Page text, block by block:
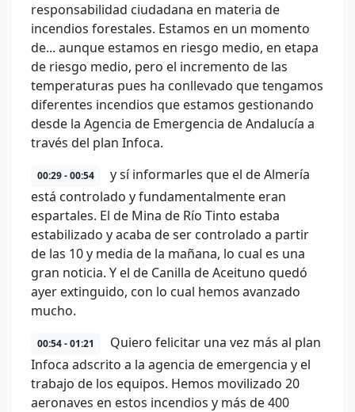
responsabilidad ciudadana en materia de
incendios forestales. Estamos en un momento
de... aunque estamos en riesgo medio, en etapa
de riesgo medio, pero el incremento de las
temperaturas pues ha conllevado que tengamos
diferentes incendios que estamos gestionando
desde la Agencia de Emergencia de Andalucía a
través del plan Infoca.
00:29 - 00:54
y sí informarles que el de Almería
está controlado y fundamentalmente eran
espartales. El de Mina de Río Tinto estaba
estabilizado y acaba de ser controlado a partir
de las 10 y media de la mañana, lo cual es una
gran noticia. Y el de Canilla de Aceituno quedó
ayer extinguido, con lo cual hemos avanzado
mucho.
00:54 - 01:21
Quiero felicitar una vez más al plan
Infoca adscrito a la agencia de emergencia y el
trabajo de los equipos. Hemos movilizado 20
aeronaves en estos incendios y más de 400